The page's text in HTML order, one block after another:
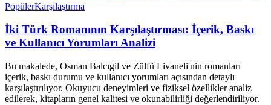
PopülerKarşılaştırma
İki Türk Romanının Karşılaştırması: İçerik, Baskı
ve Kullanıcı Yorumları Analizi
Bu makalede, Osman Balcıgil ve Zülfü Livaneli'nin romanları
içerik, baskı durumu ve kullanıcı yorumları açısından detaylı
karşılaştırılıyor. Okuyucu deneyimleri ve fiziksel özellikler analiz
edilerek, kitapların genel kalitesi ve okunabilirliği değerlendiriliyor.